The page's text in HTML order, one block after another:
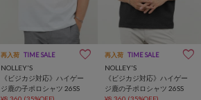
再入荷 TIME SALE
NOLLEY'S
《ビジカジ対応》ハイゲー
ジ鹿の子ポロシャツ 26SS
再入荷 TIME SALE
NOLLEY'S
《ビジカジ対応》ハイゲー
ジ鹿の子ポロシャツ 26SS